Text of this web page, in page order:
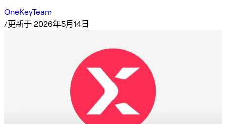
OneKeyTeam
/更新于 2026年5月14日